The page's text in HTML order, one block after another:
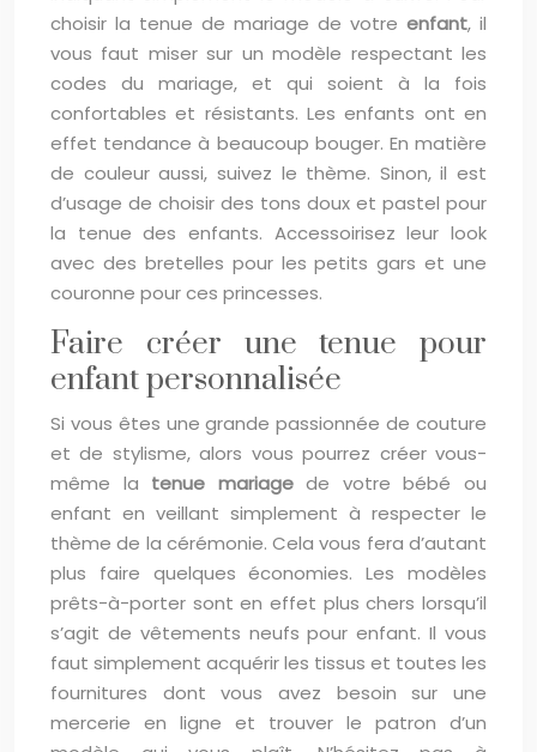
choisir la tenue de mariage de votre enfant, il
vous faut miser sur un modèle respectant les
codes du mariage, et qui soient à la fois
confortables et résistants. Les enfants ont en
effet tendance à beaucoup bouger. En matière
de couleur aussi, suivez le thème. Sinon, il est
d’usage de choisir des tons doux et pastel pour
la tenue des enfants. Accessoirisez leur look
avec des bretelles pour les petits gars et une
couronne pour ces princesses.
Faire créer une tenue pour
enfant personnalisée
Si vous êtes une grande passionnée de couture
et de stylisme, alors vous pourrez créer vous-
même la tenue mariagede votre bébé ou
enfant en veillant simplement à respecter le
thème de la cérémonie. Cela vous fera d’autant
plus faire quelques économies. Les modèles
prêts-à-porter sont en effet plus chers lorsqu’il
s’agit de vêtements neufs pour enfant. Il vous
faut simplement acquérir les tissus et toutes les
fournitures dont vous avez besoin sur une
mercerie en ligne et trouver le patron d’un